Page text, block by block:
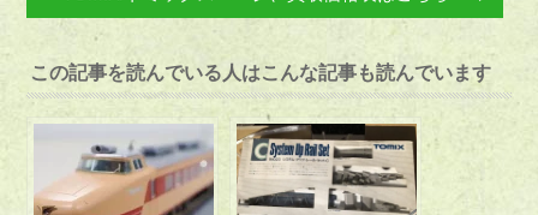
この記事を読んでいる人はこんな記事も読んでいます